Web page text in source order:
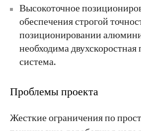
Высокоточное
обеспечения строгой
позиционировании
необходима
система.
Проблемы проекта
Жесткие ограничения по